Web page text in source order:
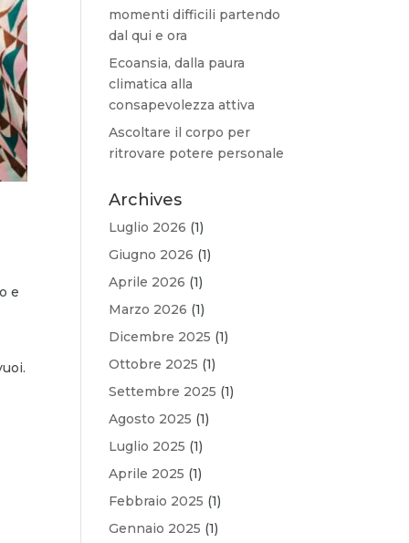
e
momenti difficili partendo
dal qui e ora
Ecoansia, dalla paura
climatica alla
consapevolezza attiva
Ascoltare il corpo per
ritrovare potere personale
Archives
Luglio 2026 (1)
Giugno 2026 (1)
Aprile 2026 (1)
Marzo 2026 (1)
Dicembre 2025 (1)
Ottobre 2025 (1)
Settembre 2025 (1)
Agosto 2025 (1)
Luglio 2025 (1)
Aprile 2025 (1)
Febbraio 2025 (1)
Gennaio 2025 (1)